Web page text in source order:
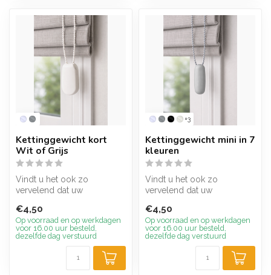
Kettinggewicht kort
Wit of Grijs
Vindt u het ook zo
vervelend dat uw
hangt? Het kettingg...
€4,50
Op voorraad en op werkdagen
voor 16.00 uur besteld,
dezelfde dag verstuurd
+3
Kettinggewicht mini in 7
kleuren
Vindt u het ook zo
vervelend dat uw
hangt? Het kettingg...
€4,50
Op voorraad en op werkdagen
voor 16.00 uur besteld,
dezelfde dag verstuurd